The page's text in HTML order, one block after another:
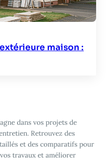
maison :
dans vos projets de
Retrouvez des
et des comparatifs pour
travaux et améliorer